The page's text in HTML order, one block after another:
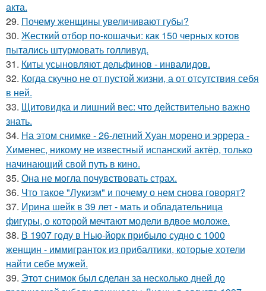
акта.
29. Почему женщины увеличивают губы?
30. Жесткий отбор по-кошачьи: как 150 черных котов
пытались штурмовать голливуд.
31. Киты усыновляют дельфинов - инвалидов.
32. Когда скучно не от пустой жизни, а от отсутствия себя
в ней.
33. Щитовидка и лишний вес: что действительно важно
знать.
34. На этом снимке - 26-летний Хуан морено и эррера -
Хименес, никому не известный испанский актёр, только
начинающий свой путь в кино.
35. Она не могла почувствовать страх.
36. Что такое "Лукизм" и почему о нем снова говорят?
37. Ирина шейк в 39 лет - мать и обладательница
фигуры, о которой мечтают модели вдвое моложе.
38. В 1907 году в Нью-йорк прибыло судно с 1000
женщин - иммигранток из прибалтики, которые хотели
найти себе мужей.
39. Этот снимок был сделан за несколько дней до